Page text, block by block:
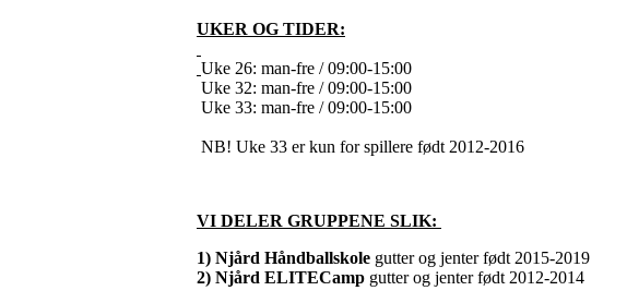
UKER OG TIDER:
Uke 26: man-fre / 09:00-15:00
Uke 32: man-fre / 09:00-15:00
Uke 33: man-fre / 09:00-15:00
NB! Uke 33 er kun for spillere født 2012-2016
VI DELER GRUPPENE SLIK:
1) Njård Håndballskole gutter og jenter født 2015-2019
2) Njård ELITECamp gutter og jenter født 2012-2014